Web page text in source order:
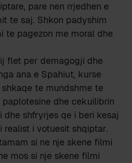
pare nen rrjedhen e
te saj. Shkon padyshim
te pagezon me moral dhe
flet per demagogji dhe
ana e Spahiut, kurse
te mundshme te
dhe cekuilibrin
dhe shfryrjes qe i beri kesaj
i votuesit shqiptar.
si ne nje skene filmi
mos si nje skene filmi